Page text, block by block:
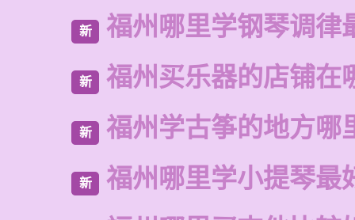
新 福州哪里学钢琴调律
新 福州买乐器的店铺在
新 福州学古筝的地方哪
新
福州哪里学小提琴最